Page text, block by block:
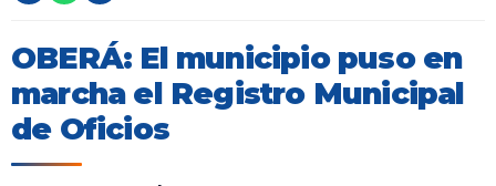
OBERÁ: El municipio puso en
marcha el Registro Municipal
de Oficios